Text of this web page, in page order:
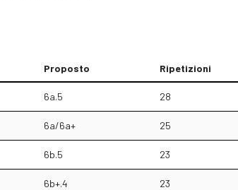
Proposto Ripetizioni
6a.5 28
6a/6a+ 25
6b.5 23
6b+.4 23